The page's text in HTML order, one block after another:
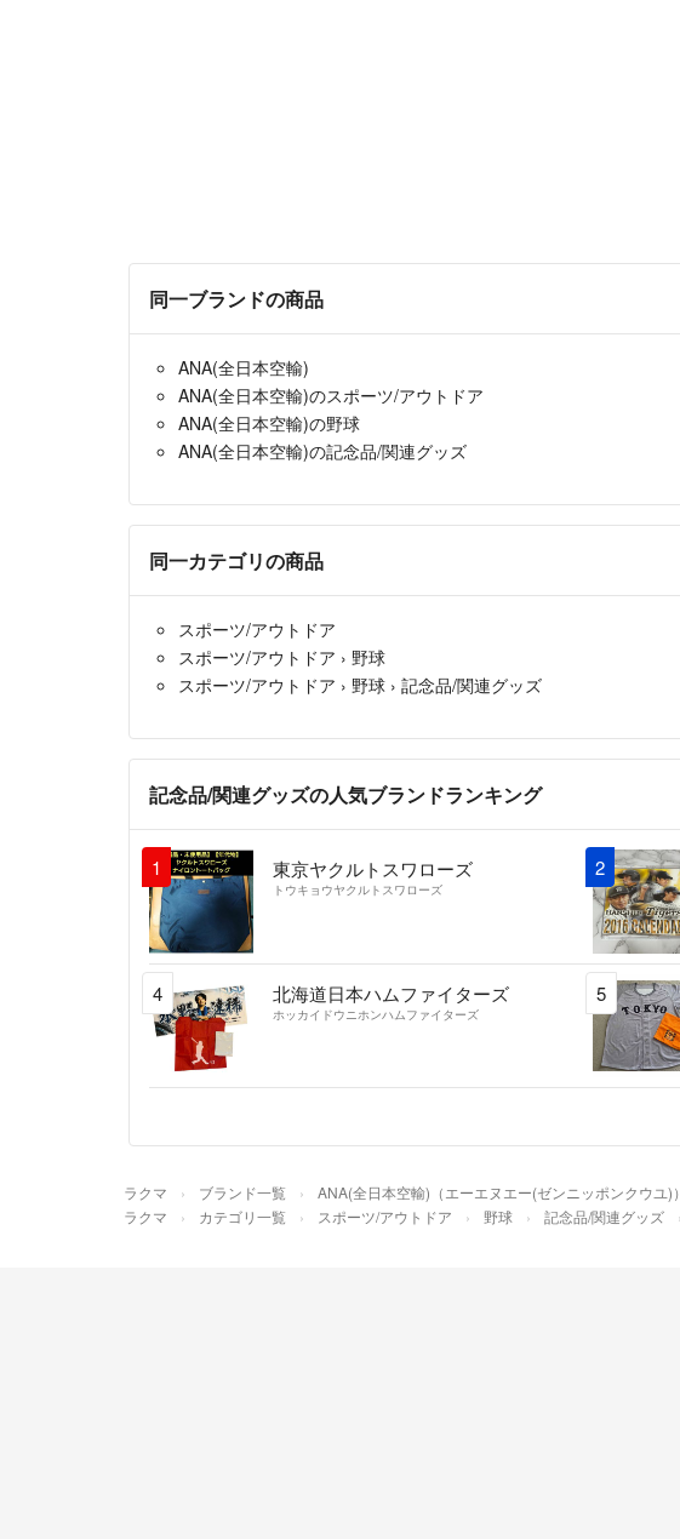
同一ブランドの商品
ANA(全日本空輸)
ANA(全日本空輸)のスポーツ/アウトドア
ANA(全日本空輸)の野球
ANA(全日本空輸)の記念品/関連グッズ
同一カテゴリの商品
スポーツ/アウトドア
スポーツ/アウトドア › 野球
スポーツ/アウトドア › 野球 › 記念品/関連グッズ
記念品/関連グッズの人気ブランドランキング
1 東京ヤクルトスワローズ
トウキョウヤクルトスワローズ
2
4 北海道日本ハムファイターズ
ホッカイドウニホンハムファイターズ
5
ラクマ ブランド一覧 ANA(全日本空輸)（エーエヌエー(ゼンニッポンクウユ)）
ラクマ カテゴリ一覧 スポーツ/アウトドア 野球 記念品/関連グッズ